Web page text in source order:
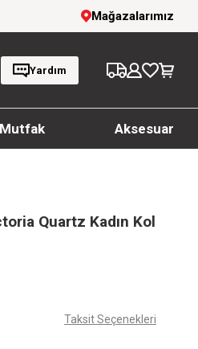
ücretsiz kargoMağazalarımız
Yardım
Mutfak Aksesuar
Quartz Kadın Kol
Taksit Seçenekleri